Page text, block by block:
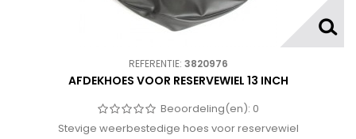
REFERENTIE: 3820976
AFDEKHOES VOOR RESERVEWIEL 13 INCH
Beoordeling(en): 0
Stevige weerbestedige hoes voor reservewiel